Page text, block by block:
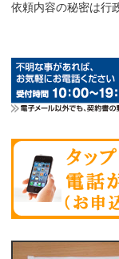
依頼内容の秘密は行